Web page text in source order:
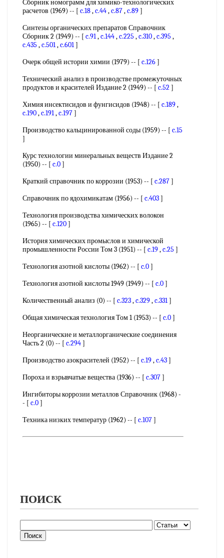
Сборник номограмм для химико-технологических
расчетов (1969) -- [ c.18,c.44,c.87,c.89]
Синтезы органических препаратов Справочник
Сборник 2 (1949) -- [ c.91,c.144,c.225 ,c.310,c.395 ,
c.435 ,c.501,c.601]
Очерк общей истории химии (1979) -- [ c.126]
Технический анализ в производстве промежуточных
продуктов и красителей Издание 2 (1949) -- [ c.52]
Химия инсектисидов и фунгисидов (1948) -- [ c.189,
c.190,c.191,c.197]
Производство кальцинированной соды (1959) -- [ c.15
]
Курс технологии минеральных веществ Издание 2
(1950) -- [ c.0]
Краткий справочник по коррозии (1953) -- [ c.287]
Справочник по ядохимикатам (1956) -- [ c.403]
Технология производства химических волокон
(1965) -- [ c.120]
История химических промыслов и химической
промышленности России Том 3 (1951) -- [ c.19,c.25 ]
Технология азотной кислоты (1962) -- [ c.0]
Технология азотной кислоты 1949 (1949) -- [ c.0]
Количественный анализ (0) -- [ c.323,c.329,c.331]
Общая химическая технология Том 1 (1953) -- [ c.0]
Неорганические и металлорганические соединения
Часть 2 (0) -- [ c.294]
Производство азокрасителей (1952) -- [ c.19,c.43]
Пороха и взрывчатые вещества (1936) -- [ c.307]
Ингибиторы коррозии металлов Справочник (1968) -
- [ c.0]
Техника низких температур (1962) -- [ c.107]
ПОИСК